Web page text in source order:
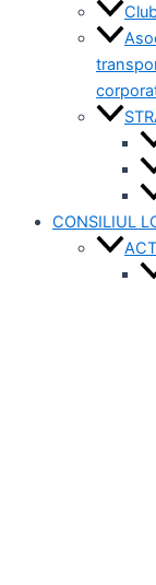
CONSILIUL